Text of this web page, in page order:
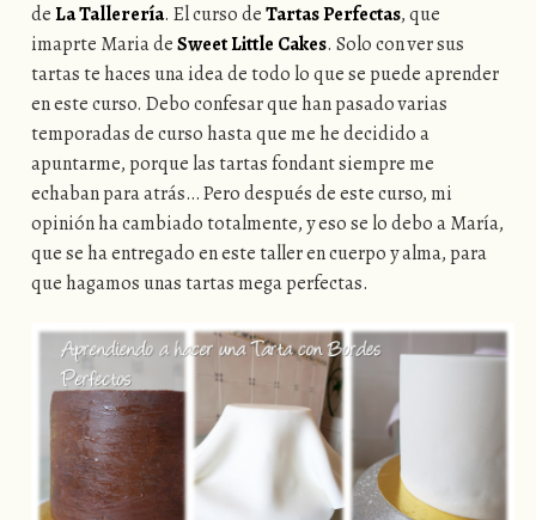
deLa Tallerería. El curso deTartas Perfectas, que
imaprte Maria deSweet Little Cakes. Solo con ver sus
tartas te haces una idea de todo lo que se puede aprender
en este curso. Debo confesar que han pasado varias
temporadas de curso hasta que me he decidido a
apuntarme, porque las tartas fondant siempre me
echaban para atrás… Pero después de este curso, mi
opinión ha cambiado totalmente, y eso se lo debo a María,
que se ha entregado en este taller en cuerpo y alma, para
que hagamos unas tartas mega perfectas.